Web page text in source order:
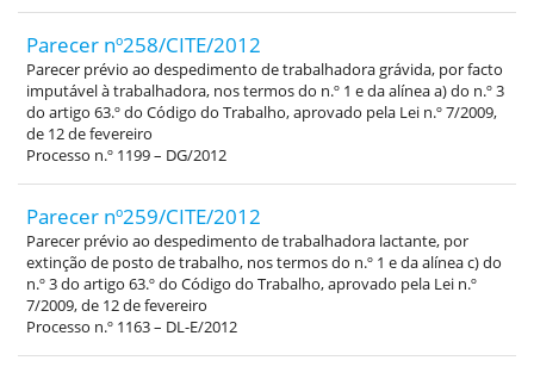
Parecer nº258/CITE/2012
Parecer prévio ao despedimento de trabalhadora grávida, por facto
imputável à trabalhadora, nos termos do n.º 1 e da alínea a) do n.º 3
do artigo 63.º do Código do Trabalho, aprovado pela Lei n.º 7/2009,
de 12 de fevereiro
Processo n.º 1199 – DG/2012
Parecer nº259/CITE/2012
Parecer prévio ao despedimento de trabalhadora lactante, por
extinção de posto de trabalho, nos termos do n.º 1 e da alínea c) do
n.º 3 do artigo 63.º do Código do Trabalho, aprovado pela Lei n.º
7/2009, de 12 de fevereiro
Processo n.º 1163 – DL-E/2012